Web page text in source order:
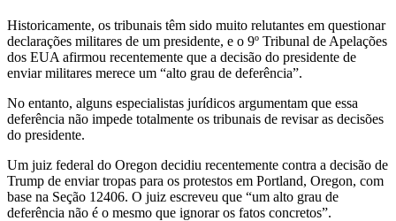
Historicamente, os tribunais têm sido muito relutantes em questionar
declarações militares de um presidente, e o 9º Tribunal de Apelações
dos EUA afirmou recentemente que a decisão do presidente de
enviar militares merece um “alto grau de deferência”.
No entanto, alguns especialistas jurídicos argumentam que essa
deferência não impede totalmente os tribunais de revisar as decisões
do presidente.
Um juiz federal do Oregon decidiu recentemente contra a decisão de
Trump de enviar tropas para os protestos em Portland, Oregon, com
base na Seção 12406. O juiz escreveu que “um alto grau de
deferência não é o mesmo que ignorar os fatos concretos”.